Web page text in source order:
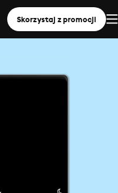
Skorzystaj z promocji